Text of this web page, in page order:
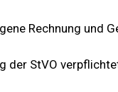
Rechnung und
der StVO